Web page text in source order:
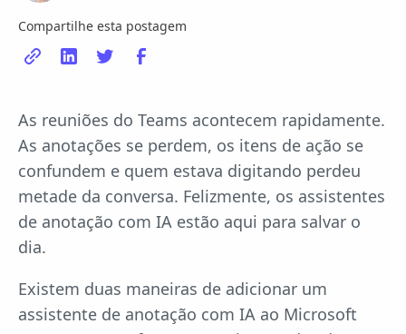
Compartilhe esta postagem
As reuniões do Teams acontecem rapidamente.
As anotações se perdem, os itens de ação se
confundem e quem estava digitando perdeu
metade da conversa. Felizmente, os assistentes
de anotação com IA estão aqui para salvar o
dia.
Existem duas maneiras de adicionar um
assistente de anotação com IA ao Microsoft